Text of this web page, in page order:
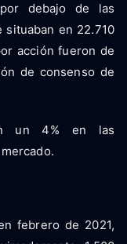
debajo de las
situaban en 22.710
acción fueron de
de consenso de
un 4% en las
febrero de 2021,